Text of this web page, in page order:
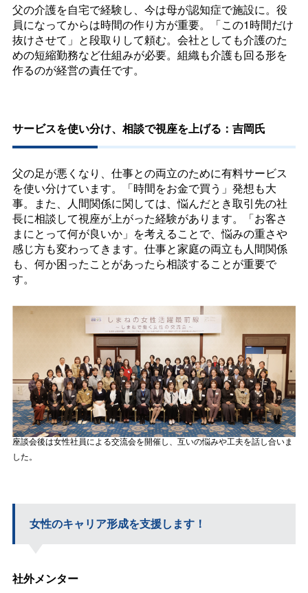
父の介護を自宅で経験し、今は母が認知症で施設に。役
員になってからは時間の作り方が重要。「この1時間だけ
抜けさせて」と段取りして頼む。会社としても介護のた
めの短縮勤務など仕組みが必要。組織も介護も回る形を
作るのが経営の責任です。
サービスを使い分け、相談で視座を上げる：吉岡氏
父の足が悪くなり、仕事との両立のために有料サービス
を使い分けています。「時間をお金で買う」発想も大
事。また、人間関係に関しては、悩んだとき取引先の社
長に相談して視座が上がった経験があります。「お客さ
まにとって何が良いか」を考えることで、悩みの重さや
感じ方も変わってきます。仕事と家庭の両立も人間関係
も、何か困ったことがあったら相談することが重要で
す。
座談会後は女性社員による交流会を開催し、互いの悩みや工夫を話し合いま
した。
女性のキャリア形成を支援します！
社外メンター